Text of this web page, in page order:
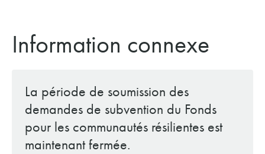
Information connexe
La période de soumission des
demandes de subvention du Fonds
pour les communautés résilientes est
maintenant fermée.